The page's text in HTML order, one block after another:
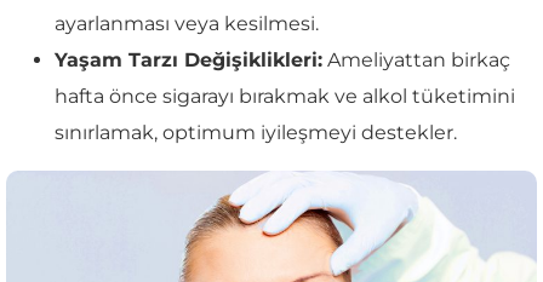
ayarlanması veya kesilmesi.
Yaşam Tarzı Değişiklikleri: Ameliyattan birkaç
hafta önce sigarayı bırakmak ve alkol tüketimini
sınırlamak, optimum iyileşmeyi destekler.